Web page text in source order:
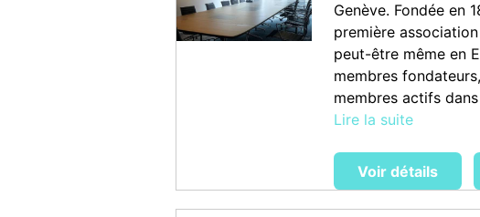
Genève. Fondée en
première
peut-être même en
membres
membres actifs
Lire la suite
Voir détails